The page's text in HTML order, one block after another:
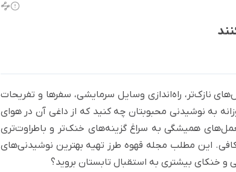
نازک‌تر، راه‌اندازی وسایل سرمایشی، سفرها و تفریحات
به نوشیدنی محبوبتان چه کنید که از داغی آن در هوای
همیشگی به سراغ گزینه‌های خنک‌تر و باطراوت‌تری
کافی. این مطلب مجله قهوهطرز تهیه بهترین نوشیدنی‌های
و خنکای بیشتری به استقبال تابستان بروید؟